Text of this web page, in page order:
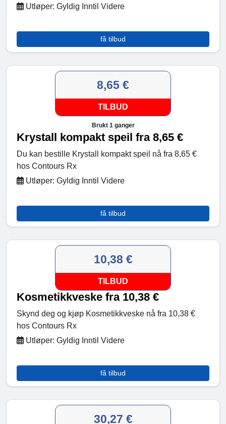
Utløper: Gyldig Inntil Videre
få tilbud
8,65 €
TILBUD
Brukt 1 ganger
Krystall kompakt speil fra 8,65 €
Du kan bestille Krystall kompakt speil nå fra 8,65 €
hos Contours Rx
Utløper: Gyldig Inntil Videre
få tilbud
10,38 €
TILBUD
Kosmetikkveske fra 10,38 €
Skynd deg og kjøp Kosmetikkveske nå fra 10,38 €
hos Contours Rx
Utløper: Gyldig Inntil Videre
få tilbud
30,27 €